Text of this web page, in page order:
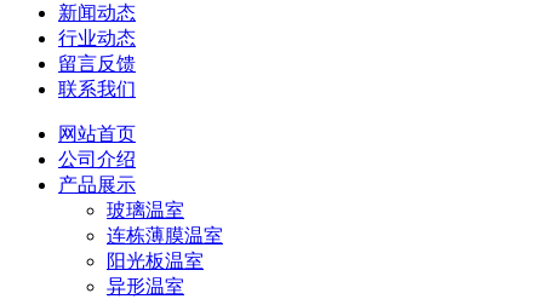
新闻动态
行业动态
留言反馈
联系我们
网站首页
公司介绍
产品展示
玻璃温室
连栋薄膜温室
阳光板温室
异形温室